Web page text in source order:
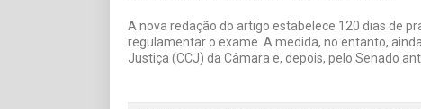
A nova redação do artigo estabelece 120 dias de
regulamentar o exame. A medida, no entanto,
Justiça (CCJ) da Câmara e, depois, pelo Senado